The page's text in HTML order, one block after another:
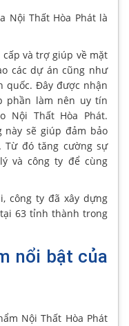
Nội Thất Hòa Phát là
cấp và trợ giúp về mặt
các dự án cũng như
quốc. Đây được nhận
phần làm nên uy tín
Nội Thất Hòa Phát.
này sẽ giúp đảm bảo
đó tăng cường sự
và công ty để cùng
công ty đã xây dựng
63 tỉnh thành trong
nổi bật của
Nội Thất Hòa Phát